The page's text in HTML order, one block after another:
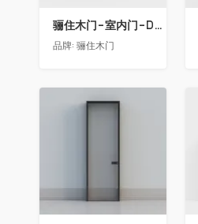
骊住木门-室内门-DAA静音门-YY漆白色-方形把手
品牌: 骊住木门
收藏